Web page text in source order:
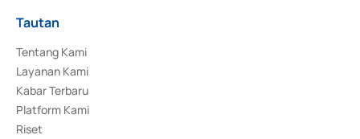
Tautan
Tentang Kami
Layanan Kami
Kabar Terbaru
Platform Kami
Riset